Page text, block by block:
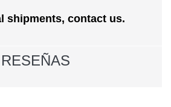
shipments, contact us.
RESEÑAS